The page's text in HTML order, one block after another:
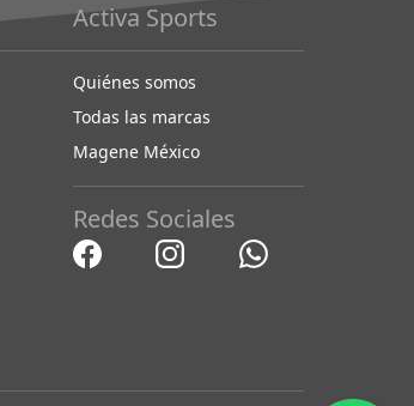
Activa Sports
Quiénes somos
Todas las marcas
Magene México
Redes Sociales